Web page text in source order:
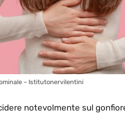
– Istitutonervilentini
notevolmente sul